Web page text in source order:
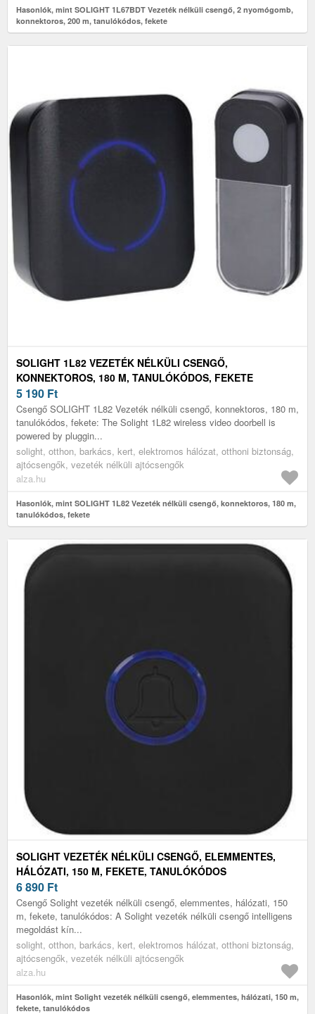
Hasonlók, mint SOLIGHT 1L67BDT Vezeték nélküli csengő, 2 nyomógomb,
konnektoros, 200 m, tanulókódos, fekete
SOLIGHT 1L82 VEZETÉK NÉLKÜLI CSENGŐ,
KONNEKTOROS, 180 M, TANULÓKÓDOS, FEKETE
5 190 Ft
Csengő SOLIGHT 1L82 Vezeték nélküli csengő, konnektoros, 180 m,
tanulókódos, fekete: The Solight 1L82 wireless video doorbell is
powered by pluggin...
solight, otthon, barkács, kert, elektromos hálózat, otthoni biztonság,
ajtócsengők, vezeték nélküli ajtócsengők
alza.hu
Hasonlók, mint SOLIGHT 1L82 Vezeték nélküli csengő, konnektoros, 180 m,
tanulókódos, fekete
SOLIGHT VEZETÉK NÉLKÜLI CSENGŐ, ELEMMENTES,
HÁLÓZATI, 150 M, FEKETE, TANULÓKÓDOS
6 890 Ft
Csengő Solight vezeték nélküli csengő, elemmentes, hálózati, 150
m, fekete, tanulókódos: A Solight vezeték nélküli csengő intelligens
megoldást kín...
solight, otthon, barkács, kert, elektromos hálózat, otthoni biztonság,
ajtócsengők, vezeték nélküli ajtócsengők
alza.hu
Hasonlók, mint Solight vezeték nélküli csengő, elemmentes, hálózati, 150 m,
fekete, tanulókódos